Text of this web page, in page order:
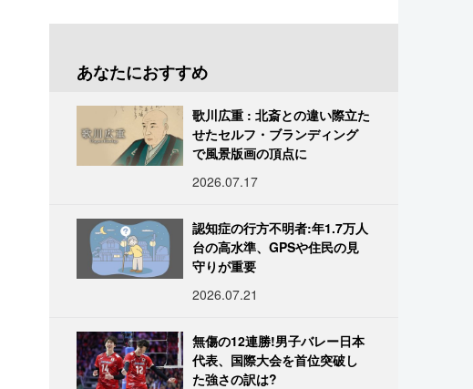
あなたにおすすめ
歌川広重 : 北斎との違い際立た
せたセルフ・ブランディング
で風景版画の頂点に
2026.07.17
認知症の行方不明者:年1.7万人
台の高水準、GPSや住民の見
守りが重要
2026.07.21
無傷の12連勝!男子バレー日本
代表、国際大会を首位突破し
た強さの訳は?